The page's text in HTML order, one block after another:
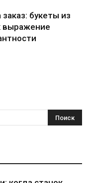
букеты из
выражение